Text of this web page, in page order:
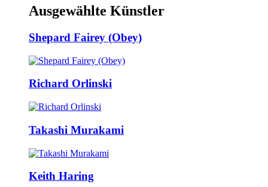
Ausgewählte Künstler
Shepard Fairey (Obey)
Richard Orlinski
Takashi Murakami
Keith Haring